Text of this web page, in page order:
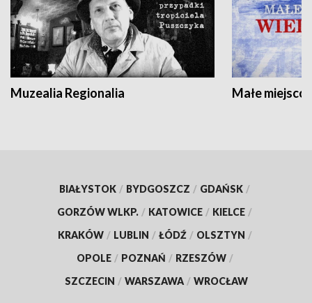
Muzealia Regionalia Małe
BIAŁYSTOK / BYDGOSZCZ / GDAŃSK /
GORZÓW WLKP. / KATOWICE / KIELCE /
KRAKÓW / LUBLIN / ŁÓDŹ / OLSZTYN /
OPOLE / POZNAŃ / RZESZÓW /
SZCZECIN / WARSZAWA / WROCŁAW